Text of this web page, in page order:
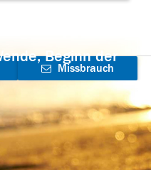
Beginn der
Missbrauch